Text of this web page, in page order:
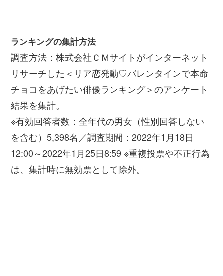
ランキングの集計方法
調査方法：株式会社ＣＭサイトがインターネット
リサーチした＜リア恋発動♡バレンタインで本命
チョコをあげたい俳優ランキング＞のアンケート
結果を集計。
※有効回答者数：全年代の男女（性別回答しない
を含む）5,398名／調査期間：2022年1月18日
12:00～2022年1月25日8:59 ※重複投票や不正行為
は、集計時に無効票として除外。